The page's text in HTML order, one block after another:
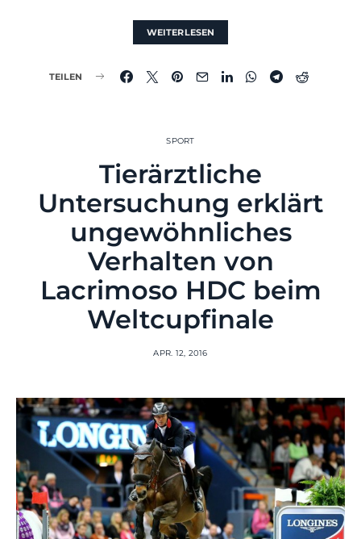
WEITERLESEN
TEILEN
SPORT
Tierärztliche
Untersuchung erklärt
ungewöhnliches
Verhalten von
Lacrimoso HDC beim
Weltcupfinale
APR. 12, 2016